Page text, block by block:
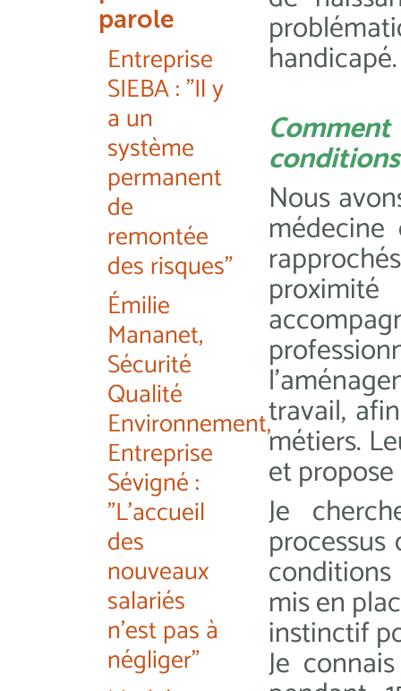
parole
Entreprise
SIEBA : "Il y
a un
système
permanent
de
remontée
des risques"
Émilie
Mananet,
Sécurité
Qualité
Environnement,
Entreprise
Sévigné :
"L'accueil
des
nouveaux
salariés
n'est pas à
négliger"
handicapé.
Nous
travail,
métiers.
et
Je
mis en
instinctif
Je